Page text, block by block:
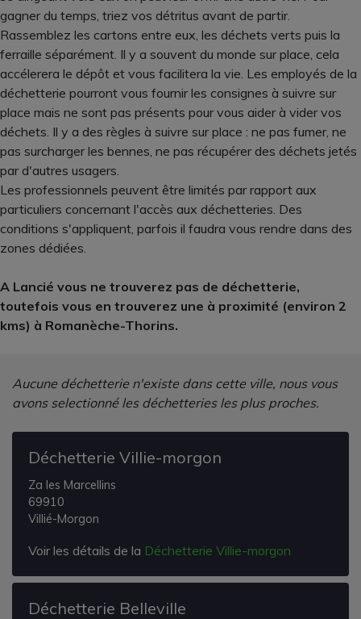
gagner du temps, triez vos détritus avant de partir.
Rassemblez les cartons entre eux, les déchets verts puis la
ferraille séparément. Il y a souvent du monde sur place, cela
accélerera le dépôt et vous facilitera la vie. Les employés de la
déchetterie pourront vous fournir les consignes à suivre sur
place mais ne sont pas présents pour vous aider à vider vos
déchets. Il y a des règles à suivre sur place : ne pas fumer, ne
pas surcharger les bennes, ne pas récupérer des déchets jetés
par d'autres usagers.
Les professionnels peuvent être limités par rapport aux
particuliers concernant l'accès aux déchetteries. Des
conditions s'appliquent, parfois il faudra vous rendre dans des
zones dédiées.
A Lancié vous ne trouverez pas de déchetterie,
toutefois vous en trouverez une à proximité (environ 2
kms) à Romanèche-Thorins.
Aucune déchetterie n'existe dans cette ville, nous vous
avons selectionné les déchetteries les plus proches.
Déchetterie Villie-morgon
Za les Marcellins
69910
Villié-Morgon
Voir les détails de la Déchetterie Villie-morgon
Déchetterie Belleville